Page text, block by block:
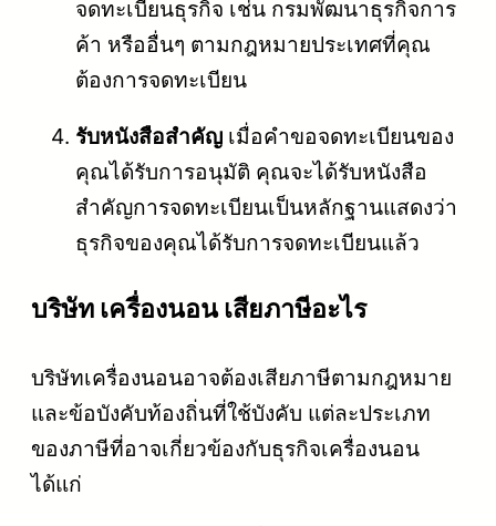
จดทะเบียนธุรกิจ เช่น กรมพัฒนาธุรกิจการ
ค้า หรืออื่นๆ ตามกฎหมายประเทศที่คุณ
ต้องการจดทะเบียน
รับหนังสือสำคัญ เมื่อคำขอจดทะเบียนของ
คุณได้รับการอนุมัติ คุณจะได้รับหนังสือ
สำคัญการจดทะเบียนเป็นหลักฐานแสดงว่า
ธุรกิจของคุณได้รับการจดทะเบียนแล้ว
บริษัท เครื่องนอน เสียภาษีอะไร
บริษัทเครื่องนอนอาจต้องเสียภาษีตามกฎหมาย
และข้อบังคับท้องถิ่นที่ใช้บังคับ แต่ละประเภท
ของภาษีที่อาจเกี่ยวข้องกับธุรกิจเครื่องนอน
ได้แก่